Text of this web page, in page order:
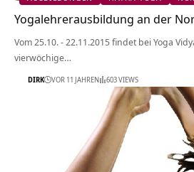
Yogalehrerausbildung an der
Vom 25.10. - 22.11.2015 findet bei Yoga
vierwöchige…
DIRK VOR 11 JAHREN 603 VIEWS